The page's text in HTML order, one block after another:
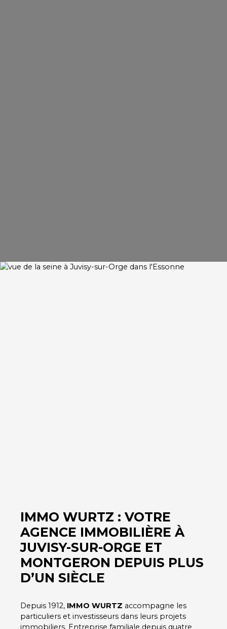
IMMO WURTZ : VOTRE
AGENCE IMMOBILIÈRE À
JUVISY-SUR-ORGE ET
MONTGERON DEPUIS PLUS
D’UN SIÈCLE
Depuis 1912, IMMO WURTZ accompagne les
particuliers et investisseurs dans leurs projets
immobiliers. Entreprise familiale depuis quatre